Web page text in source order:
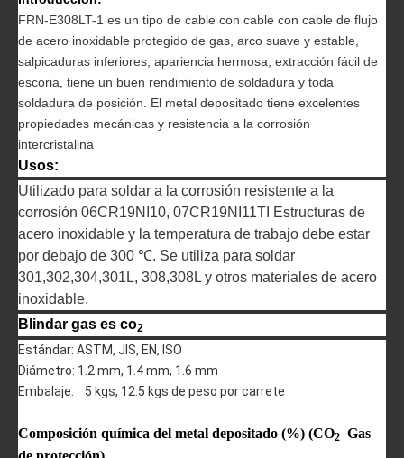
FS430 FS410
FRN-E308LT-1 es un tipo de cable con cable con cable de flujo
de acero inoxidable protegido de gas, arco suave y estable,
salpicaduras inferiores, apariencia hermosa, extracción fácil de
escoria, tiene un buen rendimiento de soldadura y toda
soldadura de posición. El metal depositado tiene excelentes
propiedades mecánicas y resistencia a la corrosión
intercristalina
Usos:
Utilizado para soldar a la corrosión resistente a la
corrosión 06CR19NI10, 07CR19NI11TI Estructuras de
acero inoxidable y la temperatura de trabajo debe estar
por debajo de 300 ℃. Se utiliza para soldar
301,302,304,301L, 308,308L y otros materiales de acero
inoxidable.
Blindar gas es co2
Estándar: ASTM, JIS, EN, ISO
Diámetro: 1.2 mm, 1.4 mm, 1.6 mm
Embalaje: 5 kgs, 12.5 kgs de peso por carrete
Composición química del metal depositado (%) (CO2 Gas